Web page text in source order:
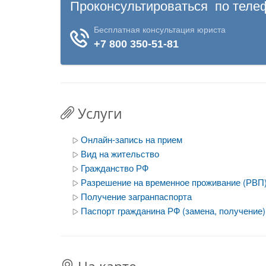
Услуги
Онлайн-запись на прием
Вид на жительство
Гражданство РФ
Разрешение на временное проживание
Получение загранпаспорта
Паспорт гражданина РФ (замена, получение)